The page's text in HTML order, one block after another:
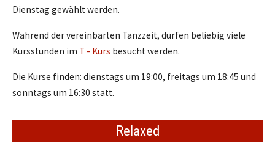
Dienstag gewählt werden.
Während der vereinbarten Tanzzeit, dürfen beliebig viele
Kursstunden im T - Kurs besucht werden.
Die Kurse finden: dienstags um 19:00, freitags um 18:45 und
sonntags um 16:30 statt.
Relaxed